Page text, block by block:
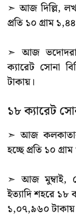
➣ আজ দিল্লি,
প্রতি ১০ গ্রাম
➣ আজ ভদোদরা,
ক্যারেট সোনা
টাকায়।
১৮ ক্যারেট
➣ আজ কলকাতার
হচ্ছে প্রতি ১০
➣ আজ মুম্বাই,
ইত্যাদি শহরে ১৮
১,০৭,৯৬০